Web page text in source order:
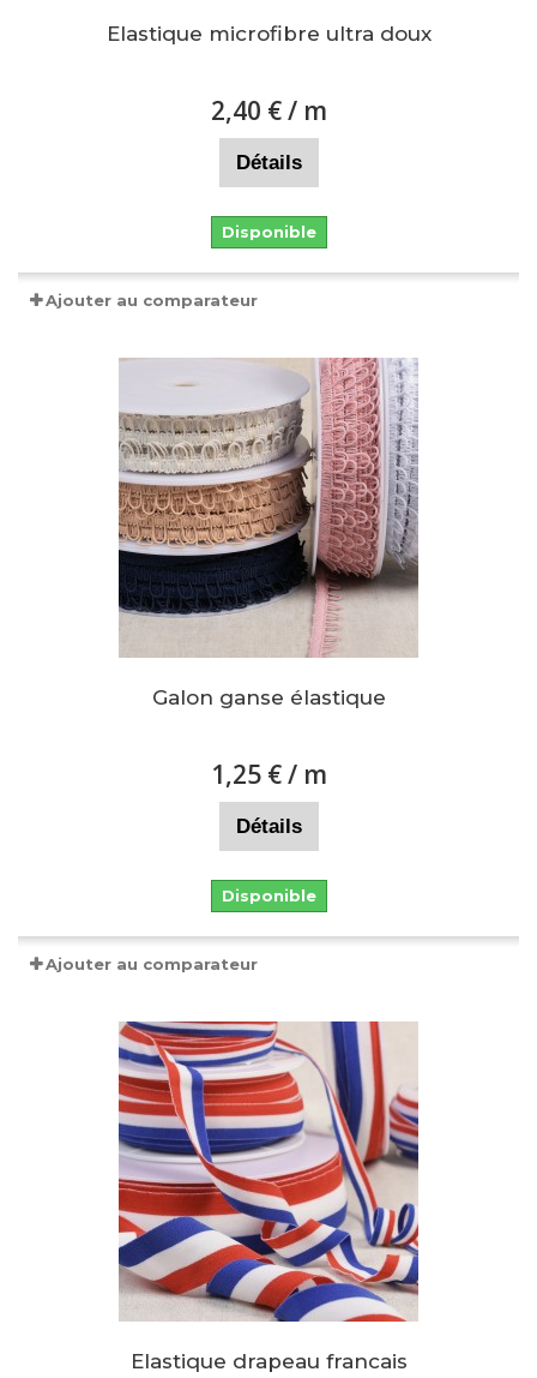
Elastique microfibre ultra doux
2,40 €/ m
Détails
Disponible
Ajouter au comparateur
Galon ganse élastique
1,25 €/ m
Détails
Disponible
Ajouter au comparateur
Elastique drapeau francais